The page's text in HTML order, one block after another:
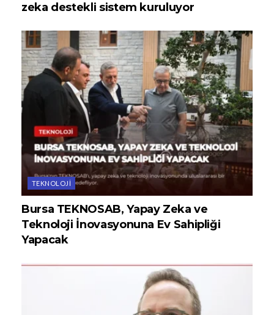
zeka destekli sistem kuruluyor
TEKNOLOJI
Bursa TEKNOSAB, Yapay Zeka ve
Teknoloji İnovasyonuna Ev Sahipliği
Yapacak